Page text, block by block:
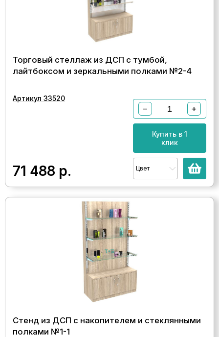
Торговый стеллаж из ДСП с тумбой,
лайтбоксом и зеркальными полками №2-4
Артикул 33520
71 488 р.
− +
Купить в 1
клик
Цвет
Стенд из ДСП с накопителем и стеклянными
полками №1-1